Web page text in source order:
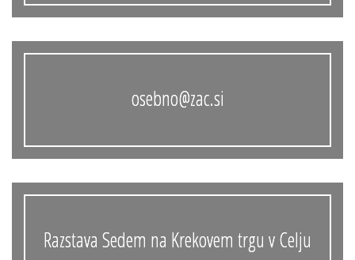
osebno@zac.si
Razstava Sedem na Krekovem trgu v Celju